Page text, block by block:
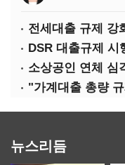
전세대출 규제
DSR 대출규제
소상공인 연체 심
"가계대출 총량
뉴스리듬